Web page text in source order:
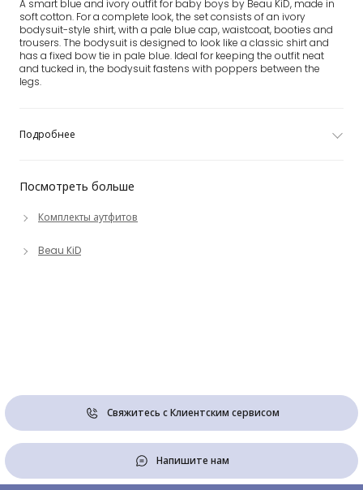
Посмотреть больше
Комплекты аутфитов
Beau KiD
A smart blue and ivory outfit for baby boys by Beau KiD, made in
soft cotton. For a complete look, the set consists of an ivory
bodysuit-style shirt, with a pale blue cap, waistcoat, booties and
trousers. The bodysuit is designed to look like a classic shirt and
has a fixed bow tie in pale blue. Ideal for keeping the outfit neat
and tucked in, the bodysuit fastens with poppers between the
legs.
Подробнее
Свяжитесь с Клиентским сервисом
Напишите нам